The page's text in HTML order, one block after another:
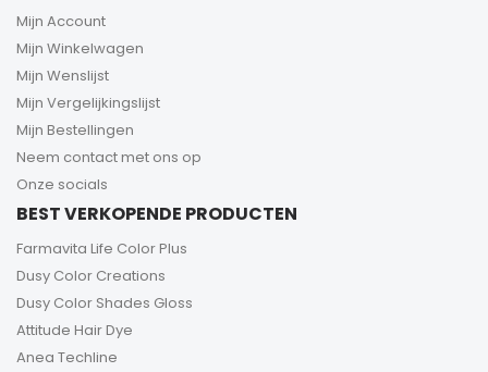
Mijn Account
Mijn Winkelwagen
Mijn Wenslijst
Mijn Vergelijkingslijst
Mijn Bestellingen
Neem contact met ons op
Onze socials
BEST VERKOPENDE PRODUCTEN
Farmavita Life Color Plus
Dusy Color Creations
Dusy Color Shades Gloss
Attitude Hair Dye
Anea Techline